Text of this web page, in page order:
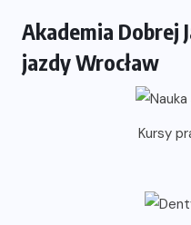
Akademia Dobrej
jazdy Wrocław
Kursy